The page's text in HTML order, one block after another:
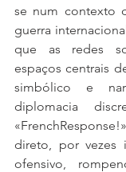
se num contexto
guerra
que as redes
espaços centrais
simbólico e
diplomacia
direto, por vezes
ofensivo,